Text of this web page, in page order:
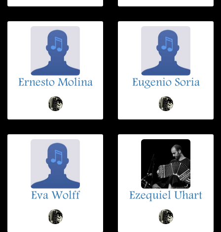
Ernesto Molina Eugenio Soria
Eva Wolff Ezequiel Uhart